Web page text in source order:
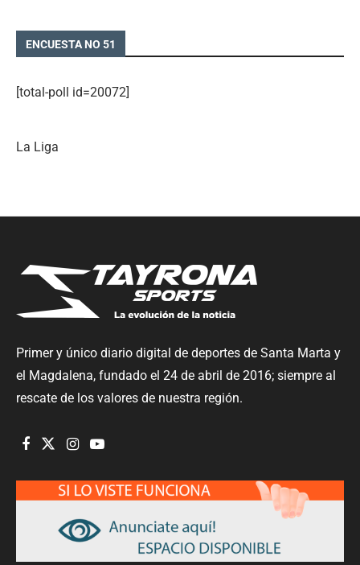
ENCUESTA NO 51
[total-poll id=20072]
La Liga
Primer y único diario digital de deportes de Santa Marta y
el Magdalena, fundado el 24 de abril de 2016; siempre al
rescate de los valores de nuestra región.